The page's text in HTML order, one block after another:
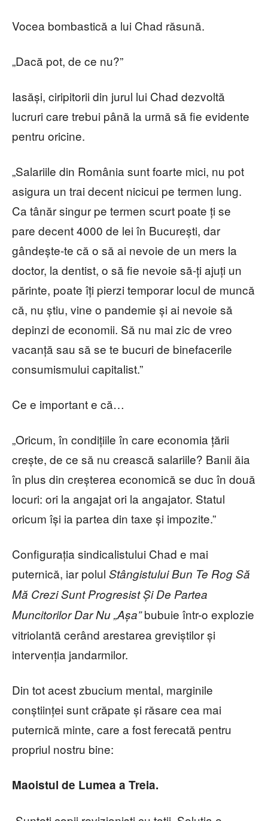
Vocea bombastică a lui Chad răsună.
„Dacă pot, de ce nu?”
Iasăși, ciripitorii din jurul lui Chad dezvoltă
lucruri care trebui până la urmă să fie evidente
pentru oricine.
„Salariile din România sunt foarte mici, nu pot
asigura un trai decent nicicui pe termen lung.
Ca tânăr singur pe termen scurt poate ți se
pare decent 4000 de lei în București, dar
gândește-te că o să ai nevoie de un mers la
doctor, la dentist, o să fie nevoie să-ți ajuți un
părinte, poate îți pierzi temporar locul de muncă
că, nu știu, vine o pandemie și ai nevoie să
depinzi de economii. Să nu mai zic de vreo
vacanță sau să se te bucuri de binefacerile
consumismului capitalist.”
Ce e important e că…
„Oricum, în condițiile în care economia țării
crește, de ce să nu crească salariile? Banii ăia
în plus din creșterea economică se duc în două
locuri: ori la angajat ori la angajator. Statul
oricum își ia partea din taxe și impozite.”
Configurația sindicalistului Chad e mai
puternică, iar polul Stângistului Bun Te Rog Să
Mă Crezi Sunt Progresist Și De Partea
Muncitorilor Dar Nu „Așa”bubuie într-o explozie
vitriolantă cerând arestarea greviștilor și
intervenția jandarmilor.
Din tot acest zbucium mental, marginile
conștiinței sunt crăpate și răsare cea mai
puternică minte, care a fost ferecată pentru
propriul nostru bine:
Maoistul de Lumea a Treia.